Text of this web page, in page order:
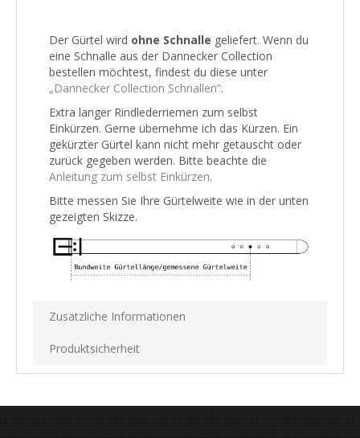
Der Gürtel wird ohne Schnalle geliefert. Wenn du
eine Schnalle aus der Dannecker Collection
bestellen möchtest, findest du diese unter
„Dannecker Collection Schnallen“.
Extra langer Rindlederriemen zum selbst
Einkürzen. Gerne übernehme ich das Kürzen. Ein
gekürzter Gürtel kann nicht mehr getauscht oder
zurück gegeben werden. Bitte beachte die
Anleitung zum selbst Einkürzen.
Bitte messen Sie Ihre Gürtelweite wie in der unten
gezeigten Skizze.
Zusätzliche Informationen
Produktsicherheit